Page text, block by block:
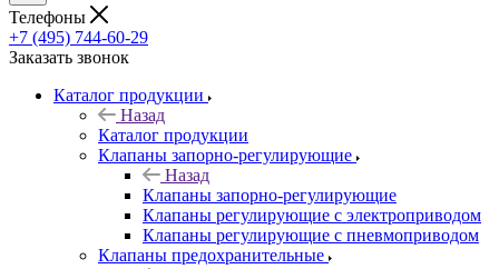
Телефоны
+7 (495) 744-60-29
Заказать звонок
Каталог продукции
Назад
Каталог продукции
Клапаны запорно-регулирующие
Назад
Клапаны запорно-регулирующие
Клапаны регулирующие с электроприводом
Клапаны регулирующие с пневмоприводом
Клапаны предохранительные